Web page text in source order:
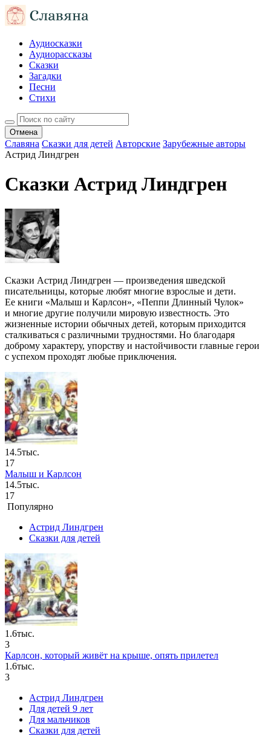
Аудиосказки
Аудиорассказы
Сказки
Загадки
Песни
Стихи
Отмена
Славяна Сказки для детей Авторские Зарубежные авторы
Астрид Линдгрен
Сказки Астрид Линдгрен
Сказки Астрид Линдгрен — произведения шведской
писательницы, которые любят многие взрослые и дети.
Ее книги «Малыш и Карлсон», «Пеппи Длинный Чулок»
и многие другие получили мировую известность. Это
жизненные истории обычных детей, которым приходится
сталкиваться с различными трудностями. Но благодаря
доброму характеру, упорству и настойчивости главные герои
с успехом проходят любые приключения.
14.5тыс.
17
Малыш и Карлсон
14.5тыс.
17
Популярно
Астрид Линдгрен
Сказки для детей
1.6тыс.
3
Карлсон, который живёт на крыше, опять прилетел
1.6тыс.
3
Астрид Линдгрен
Для детей 9 лет
Для мальчиков
Сказки для детей